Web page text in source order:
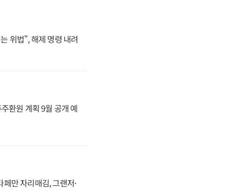
위법", 해제 명령 내려
환원 계획 9월 공개 예
만 자리매김, 그랜저·